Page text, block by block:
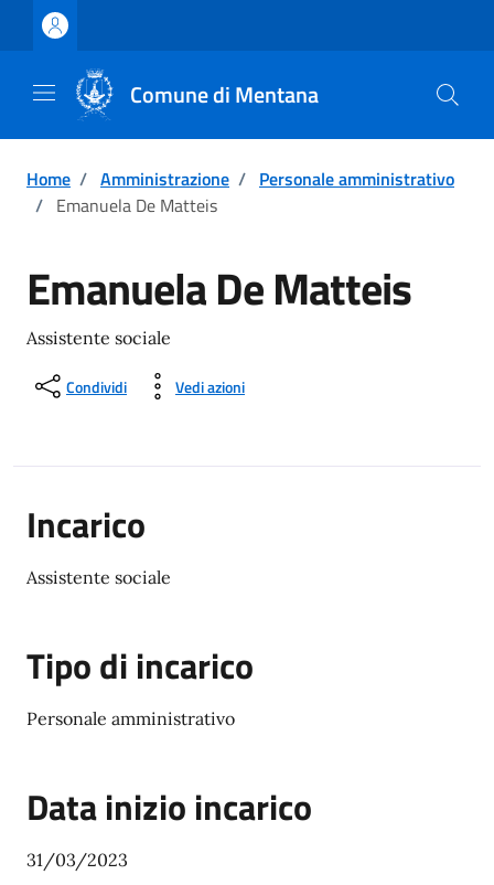
Vai ai contenuti
Vai al footer
Comune di Mentana
Home / Amministrazione / Personale amministrativo
/ Emanuela De Matteis
Emanuela De Matteis
Assistente sociale
Condividi Vedi azioni
Incarico
Assistente sociale
Tipo di incarico
Personale amministrativo
Data inizio incarico
31/03/2023